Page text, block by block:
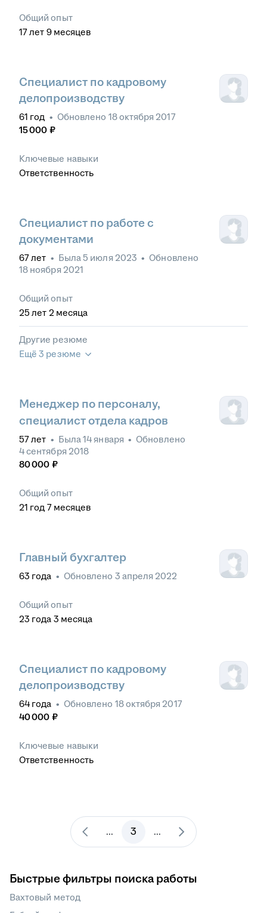
Общий опыт
17лет 9 месяцев
Специалист по кадровому
делопроизводству
61 год • Обновлено 18 октября 2017
15 000 ₽
Ключевые навыки
Ответственность
Специалист по работе с
документами
67лет • Была5 июля 2023 • Обновлено
18 ноября 2021
Общий опыт
25 лет 2 месяца
Другие резюме
Ещё 3 резюме
Менеджер по персоналу,
специалист отдела кадров
57лет • Была14 января • Обновлено
4 сентября 2018
80 000 ₽
Общий опыт
21 год 7 месяцев
Главный бухгалтер
63 года • Обновлено 3 апреля 2022
Общий опыт
23 года 3 месяца
Специалист по кадровому
делопроизводству
64 года • Обновлено 18 октября 2017
40 000 ₽
Ключевые навыки
Ответственность
... 3 ...
Быстрые фильтры поиска работы
Вахтовый метод